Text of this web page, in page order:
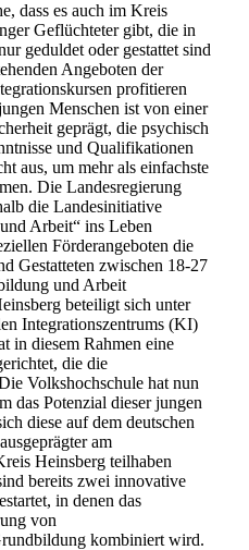
dass es auch im Kreis
Geflüchteter gibt, die in
geduldet oder gestattet sind
Angeboten der
profitieren
Menschen ist von einer
geprägt, die psychisch
und Qualifikationen
aus, um mehr als einfachste
Die Landesregierung
die Landesinitiative
Arbeit“ ins Leben
Förderangeboten die
Gestatteten zwischen 18-27
und Arbeit
beteiligt sich unter
Integrationszentrums (KI)
in diesem Rahmen eine
die die
Volkshochschule hat nun
das Potenzial dieser jungen
diese auf dem deutschen
am
Heinsberg teilhaben
bereits zwei innovative
in denen das
von
kombiniert wird.